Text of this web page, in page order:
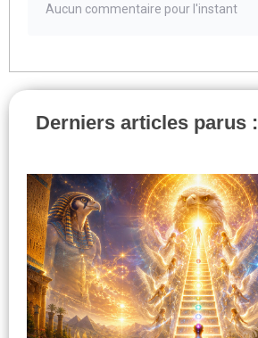
Aucun commentaire pour l'instant
Derniers articles parus :